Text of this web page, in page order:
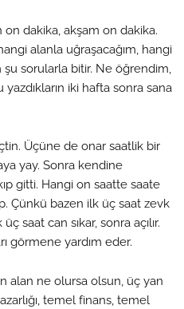
dakika, akşam on dakika.
alanla uğraşacağım, hangi
şu sorularla bitir. Ne öğrendim,
iki hafta sonra sana
Üçüne de onar saatlik bir
yay. Sonra kendine
gitti. Hangi on saatte saate
Çünkü bazen ilk üç saat zevk
üç saat can sıkar, sonra açılır.
görmene yardım eder.
alan ne olursa olsun, üç yan
temel finans, temel